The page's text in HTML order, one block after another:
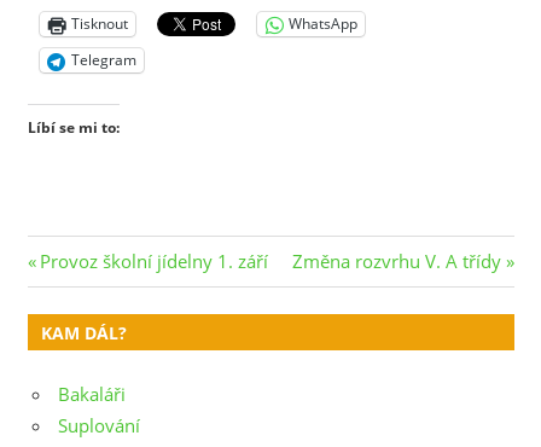
Tisknout
WhatsApp
Telegram
Líbí se mi to:
Navigace
pro
příspěvek
Previous
Post:
Provoz školní jídelny 1. září
Next
Post:
Změna rozvrhu V. A třídy
KAM DÁL?
Bakaláři
Suplování